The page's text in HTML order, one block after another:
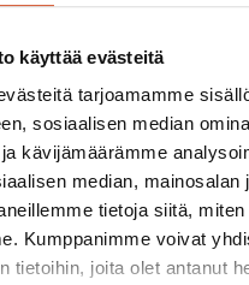
käyttää evästeitä
tarjoamamme
sosiaalisen median
kävijämäärämme
median, mainosalan
tietoja siitä,
Kumppanimme voivat
tietoihin, joita olet antanut
l
l
tietojeni tallentamisen
viestintärekisterin